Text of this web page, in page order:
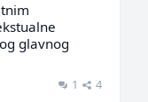
glavnog
1 4